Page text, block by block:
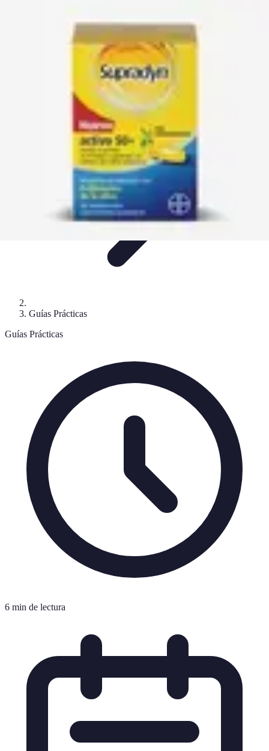
Evaluación y FinanciamientoGuía de InstalaciónTutoriales
de Sistemas SolaresBeneficios y Ahorro
Soluciones Solares
Guías Prácticas
Guías Prácticas
6 min de lectura